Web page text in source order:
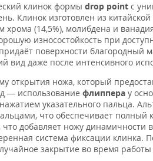
клинок формы drop point с
Клинок изготовлен из
(14,5%), молибдена и
износостойкость при
поверхности
вид даже после интенсивного
открытия ножа, который
— использование флиппера у
указательного пальца.
что обеспечивает полный
добавляет ножу динамичности
система фиксации клинка.
закрытие во время